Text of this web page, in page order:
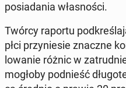
po­sia­da­nia wła­sno­ści.
Twórcy raportu
płci przy­nie­sie znaczne
lo­wa­nie różnic w
mogłoby pod­nieść